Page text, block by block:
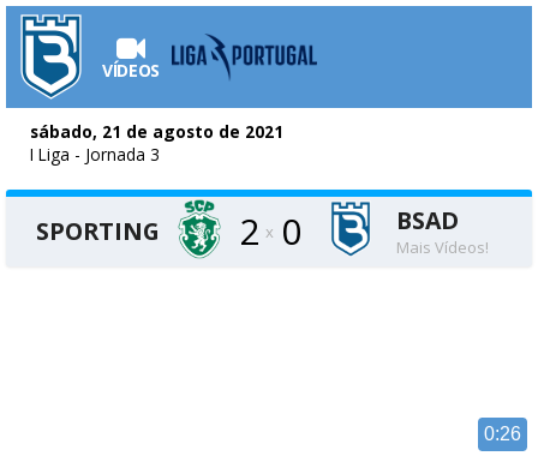
VÍDEOS
sábado, 21 de agosto de 2021
I Liga - Jornada 3
SPORTING 2 x 0 BSAD
Mais Vídeos!
0:26